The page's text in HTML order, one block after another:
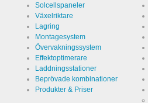
Solcellspaneler
Växelriktare
Lagring
Montagesystem
Övervakningssystem
Effektoptimerare
Laddningsstationer
Beprövade kombinationer
Produkter & Priser